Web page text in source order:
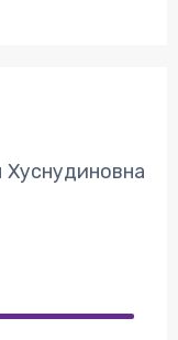
Хуснудиновна